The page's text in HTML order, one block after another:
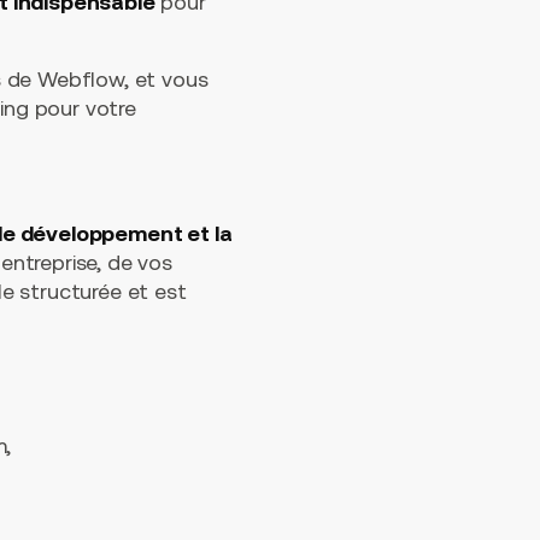
Webflow, et vous
pour votre
développement et la
de vos
structurée et est